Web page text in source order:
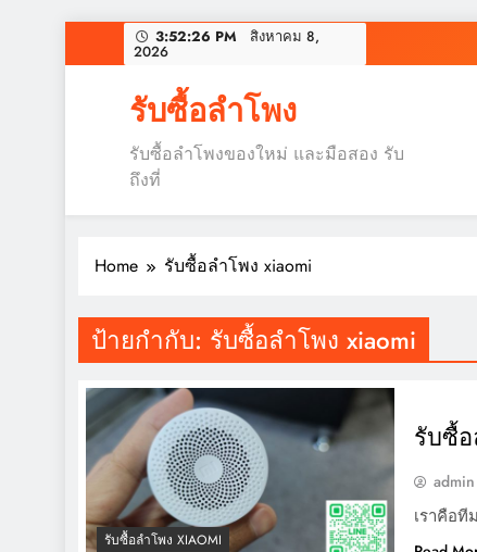
to
3:52:27 PM สิงหาคม 8,
2026
รับซื้อลำโพง
รับซื้อลำโพงของใหม่ และมือสอง รับ
ถึงที่
Home รับซื้อลำโพง xiaomi
ป้ายกำกับ: รับซื้อลำโพง xiaomi
รับซื้อลำโพง XIAOMI
รับซื้
admin
เราคือที